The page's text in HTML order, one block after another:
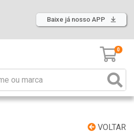
Baixe já nosso APP
0
VOLTAR